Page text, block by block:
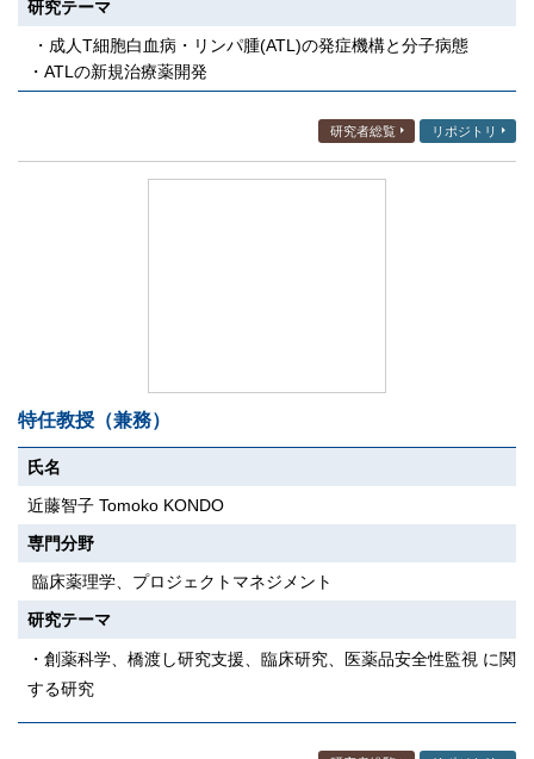
研究テーマ
・成人T細胞白血病・リンパ腫(ATL)の発症機構と分子病態
・ATLの新規治療薬開発
研究者総覧 リポジトリ
特任教授（兼務）
氏名
近藤智子 Tomoko KONDO
専門分野
臨床薬理学、プロジェクトマネジメント
研究テーマ
・創薬科学、橋渡し研究支援、臨床研究、医薬品安全性監視 に関
する研究